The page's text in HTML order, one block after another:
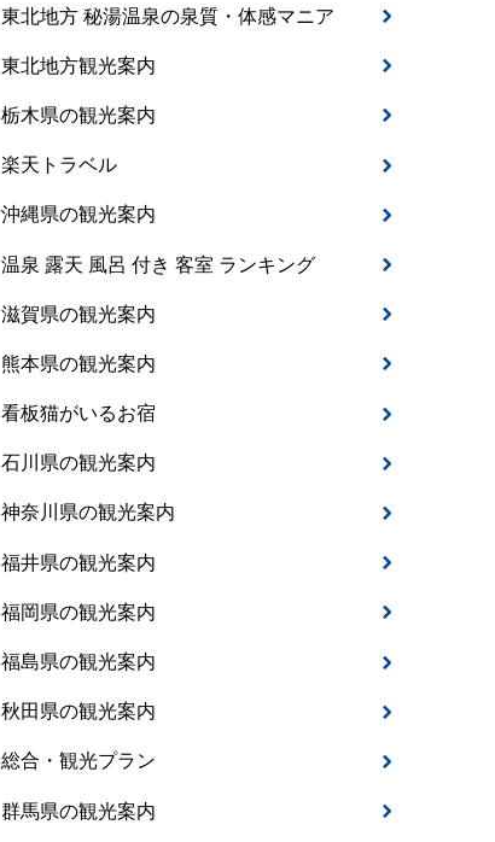
東北地方 秘湯温泉の泉質・体感マニア
東北地方観光案内
栃木県の観光案内
楽天トラベル
沖縄県の観光案内
温泉 露天 風呂 付き 客室 ランキング
滋賀県の観光案内
熊本県の観光案内
看板猫がいるお宿
石川県の観光案内
神奈川県の観光案内
福井県の観光案内
福岡県の観光案内
福島県の観光案内
秋田県の観光案内
総合・観光プラン
群馬県の観光案内